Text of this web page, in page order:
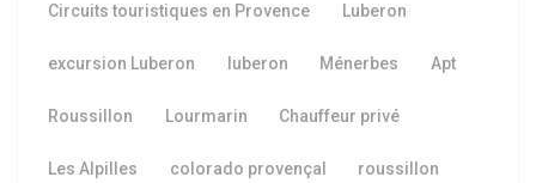
Circuits touristiques en Provence Luberon
excursion Luberon luberon Ménerbes Apt
Roussillon Lourmarin Chauffeur privé
Les Alpilles colorado provençal roussillon